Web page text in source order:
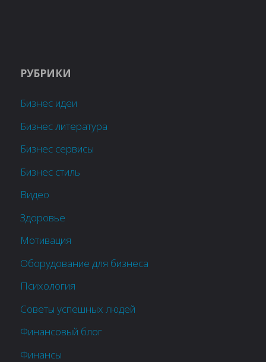
РУБРИКИ
Бизнес идеи
Бизнес литература
Бизнес сервисы
Бизнес стиль
Видео
Здоровье
Мотивация
Оборудование для бизнеса
Психология
Советы успешных людей
Финансовый блог
Финансы